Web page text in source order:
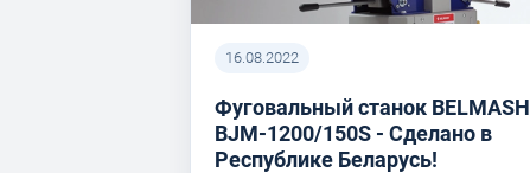
16.08.2022
Фуговальный станок BELMASH
BJM-1200/150S - Сделано в
Республике Беларусь!